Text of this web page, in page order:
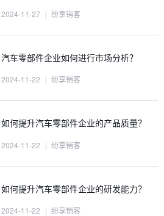
2024-11-27 | 纷享销客
汽车零部件企业如何进行市场分析？
2024-11-22 | 纷享销客
如何提升汽车零部件企业的产品质量？
2024-11-22 | 纷享销客
如何提升汽车零部件企业的研发能力？
2024-11-22 | 纷享销客